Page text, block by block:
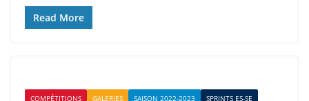
Read More
COMPÉTITIONS GALERIES SAISON 2022-2023 SPRINTS ES-SE